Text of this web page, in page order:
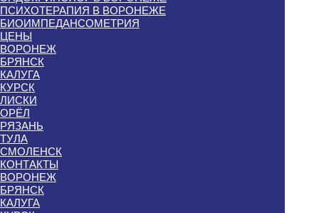
ПСИХОТЕРАПИЯ В ВОРОНЕЖЕ
БИОИМПЕДАНСОМЕТРИЯ
ЦЕНЫ
ВОРОНЕЖ
БРЯНСК
КАЛУГА
КУРСК
ЛИСКИ
ОРЁЛ
РЯЗАНЬ
ТУЛА
СМОЛЕНСК
КОНТАКТЫ
ВОРОНЕЖ
БРЯНСК
КАЛУГА